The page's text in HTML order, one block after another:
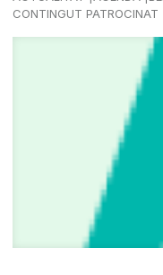
CONTINGUT PATROCINAT